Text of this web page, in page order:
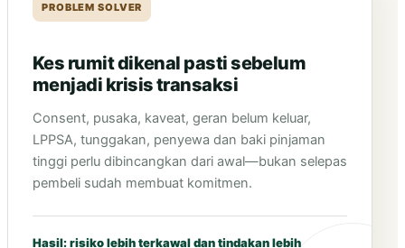
PROBLEM SOLVER
Kes rumit dikenal pasti sebelum
menjadi krisis transaksi
Consent, pusaka, kaveat, geran belum keluar,
LPPSA, tunggakan, penyewa dan baki pinjaman
tinggi perlu dibincangkan dari awal—bukan selepas
pembeli sudah membuat komitmen.
Hasil: risiko lebih terkawal dan tindakan lebih